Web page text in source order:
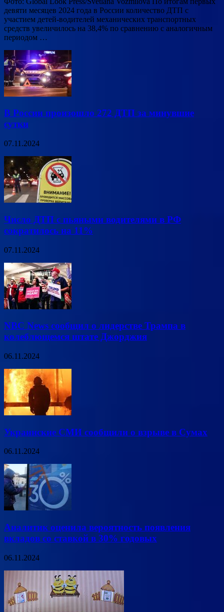
девяти месяцев 2024 года в России количество ДТП с
участием детей-водителей механических транспортных
средств увеличилось на 38,4% по сравнению с аналогичным
периодом …
В России произошло 272 ДТП за минувшие
сутки
07.11.2024
Число ДТП с пьяными водителями в РФ
сократилось на 11%
07.11.2024
NBC News сообщил о лидерстве Трампа в
колеблющемся штате Джорджия
06.11.2024
Украинские СМИ сообщили о взрыве в Сумах
06.11.2024
Аналитик оценила вероятность появления
вкладов со ставкой в 30% годовых
06.11.2024